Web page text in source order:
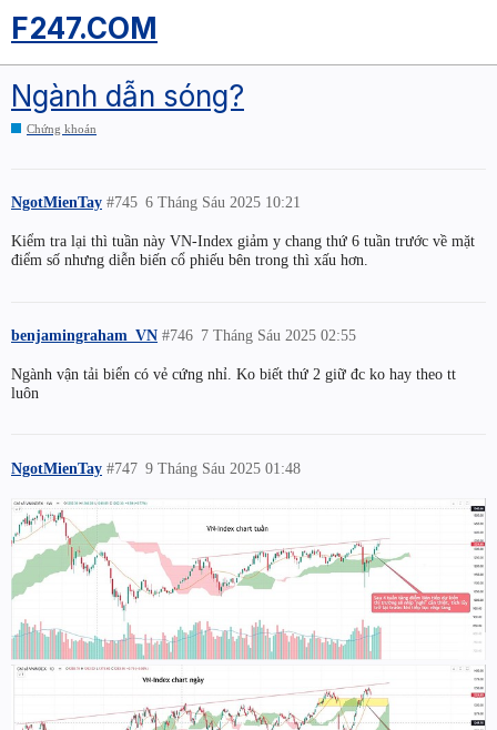
F247.COM
Ngành dẫn sóng?
Chứng khoán
NgotMienTay 6 Tháng Sáu 2025 10:21
#745
Kiểm tra lại thì tuần này VN-Index giảm y chang thứ 6 tuần trước về mặt
điểm số nhưng diễn biến cổ phiếu bên trong thì xấu hơn.
benjamingraham_VN 7 Tháng Sáu 2025 02:55
#746
Ngành vận tải biển có vẻ cứng nhỉ. Ko biết thứ 2 giữ đc ko hay theo tt
luôn
NgotMienTay 9 Tháng Sáu 2025 01:48
#747